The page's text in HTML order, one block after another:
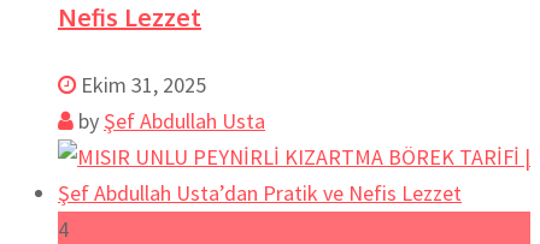
Nefis Lezzet
Ekim 31, 2025
by Şef Abdullah Usta
4